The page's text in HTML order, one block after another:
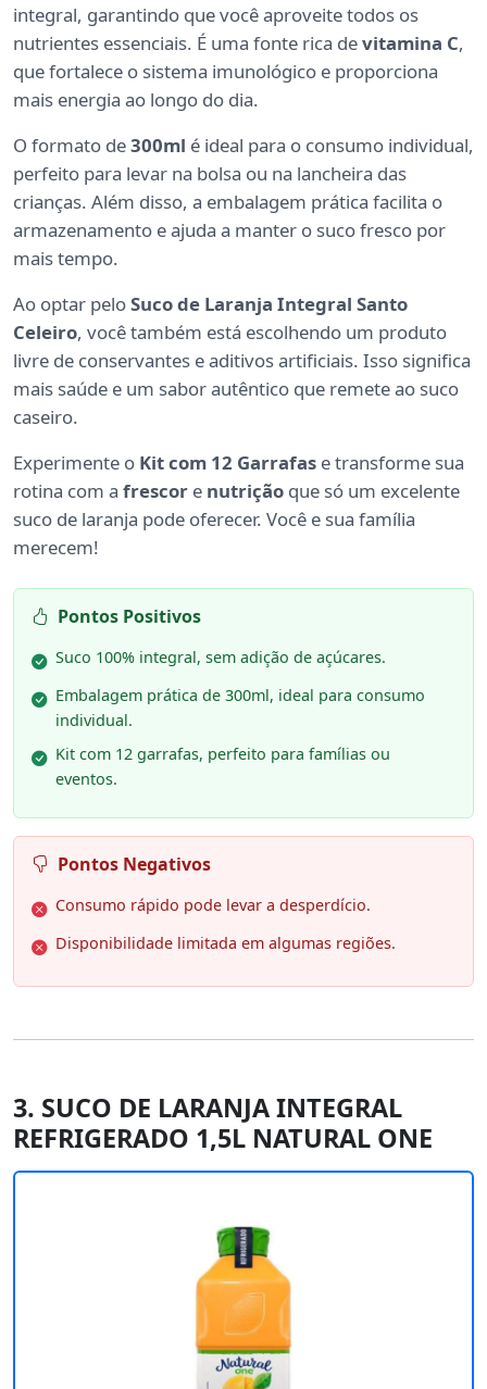
integral, garantindo que você aproveite todos os
nutrientes essenciais. É uma fonte rica devitamina C,
que fortalece o sistema imunológico e proporciona
mais energia ao longo do dia.
O formato de300ml é ideal para o consumo individual,
perfeito para levar na bolsa ou na lancheira das
crianças. Além disso, a embalagem prática facilita o
armazenamento e ajuda a manter o suco fresco por
mais tempo.
Ao optar peloSuco de Laranja Integral Santo
Celeiro, você também está escolhendo um produto
livre de conservantes e aditivos artificiais. Isso significa
mais saúde e um sabor autêntico que remete ao suco
caseiro.
Experimente o Kit com 12 Garrafas e transforme sua
rotina com a frescor e nutrição que só um excelente
suco de laranja pode oferecer. Você e sua família
merecem!
Pontos Positivos
Suco 100% integral, sem adição de açúcares.
Embalagem prática de 300ml, ideal para consumo
individual.
Kit com 12 garrafas, perfeito para famílias ou
eventos.
Pontos Negativos
Consumo rápido pode levar a desperdício.
Disponibilidade limitada em algumas regiões.
3. SUCO DE LARANJA INTEGRAL
REFRIGERADO 1,5L NATURAL ONE